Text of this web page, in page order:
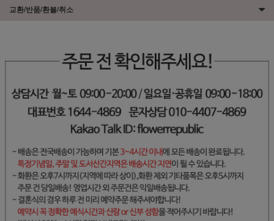
교환/반품/환불/취소